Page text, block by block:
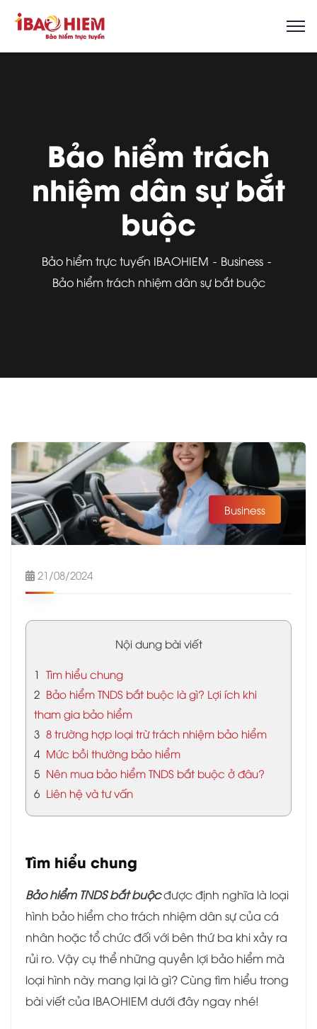
Bảo hiểm trách
nhiệm dân sự bắt
buộc
Bảo hiểm trực tuyến IBAOHIEM
Business
Bảo hiểm trách nhiệm dân sự bắt buộc
Business
21/08/2024
Nội dung bài viết
1 Tìm hiểu chung
2 Bảo hiểm TNDS bắt buộc là gì? Lợi ích khi
tham gia bảo hiểm
3 8 trường hợp loại trừ trách nhiệm bảo hiểm
4 Mức bồi thường bảo hiểm
5 Nên mua bảo hiểm TNDS bắt buộc ở đâu?
6 Liên hệ và tư vấn
Tìm hiểu chung
Bảo hiểm TNDS bắt buộcđược định nghĩa là loại
hình bảo hiểm cho trách nhiệm dân sự của cá
nhân hoặc tổ chức đối với bên thứ ba khi xảy ra
rủi ro. Vậy cụ thể những quyền lợi bảo hiểm mà
loại hình này mang lại là gì? Cùng tìm hiểu trong
bài viết của IBAOHIEM dưới đây ngay nhé!